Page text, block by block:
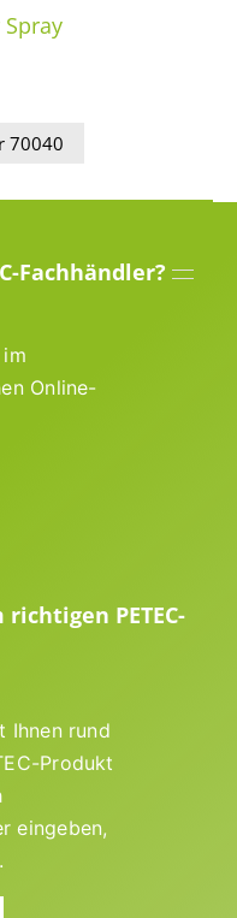
70040
Fachhändler?
Online-
PETEC-
Ihnen rund
Produkt
eingeben,